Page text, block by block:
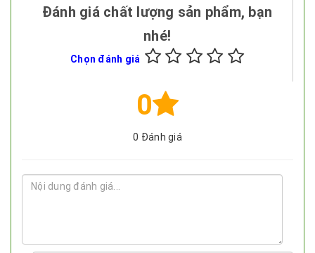
Đánh giá chất lượng sản phẩm, bạn
nhé!
Chọn đánh giá
0
0 Đánh giá